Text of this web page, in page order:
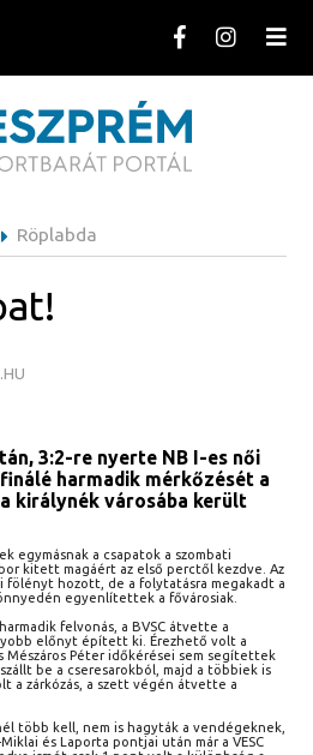
Röplabda
3:2-re nyerte NB I-es női
harmadik mérkőzését a
királynék városába került
egymásnak a csapatok a szombati
kitett magáért az első perctől kezdve. Az
fölényt hozott, de a folytatásra megakadt a
egyenlítettek a fővárosiak.
felvonás, a BVSC átvette a
előnyt épített ki. Érezhető volt a
Mészáros Péter időkérései sem segítettek
be a cseresarokból, majd a többiek is
a zárkózás, a szett végén átvette a
több kell, nem is hagyták a vendégeknek,
és Laporta pontjai után már a VESC